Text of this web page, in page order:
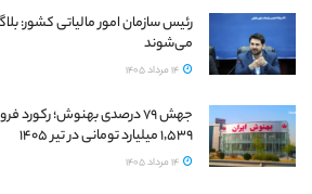
رئیس سازمان امور مالیاتی کشور:
می‌شوند
جهش ۷۹ درصدی بهنوش؛
۱٬۵۳۹ میلیارد تومانی در تیر ۱۴۰۵